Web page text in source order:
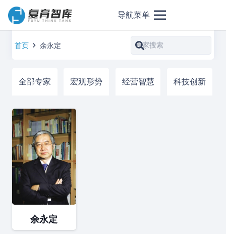
导航菜单
首页 余永定
全部专家 宏观形势 经营智慧 科技创新
余永定